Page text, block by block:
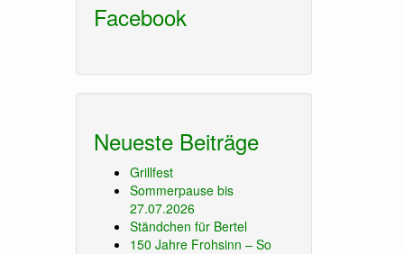
Facebook
Neueste Beiträge
Grillfest
Sommerpause bis
27.07.2026
Ständchen für Bertel
150 Jahre Frohsinn – So